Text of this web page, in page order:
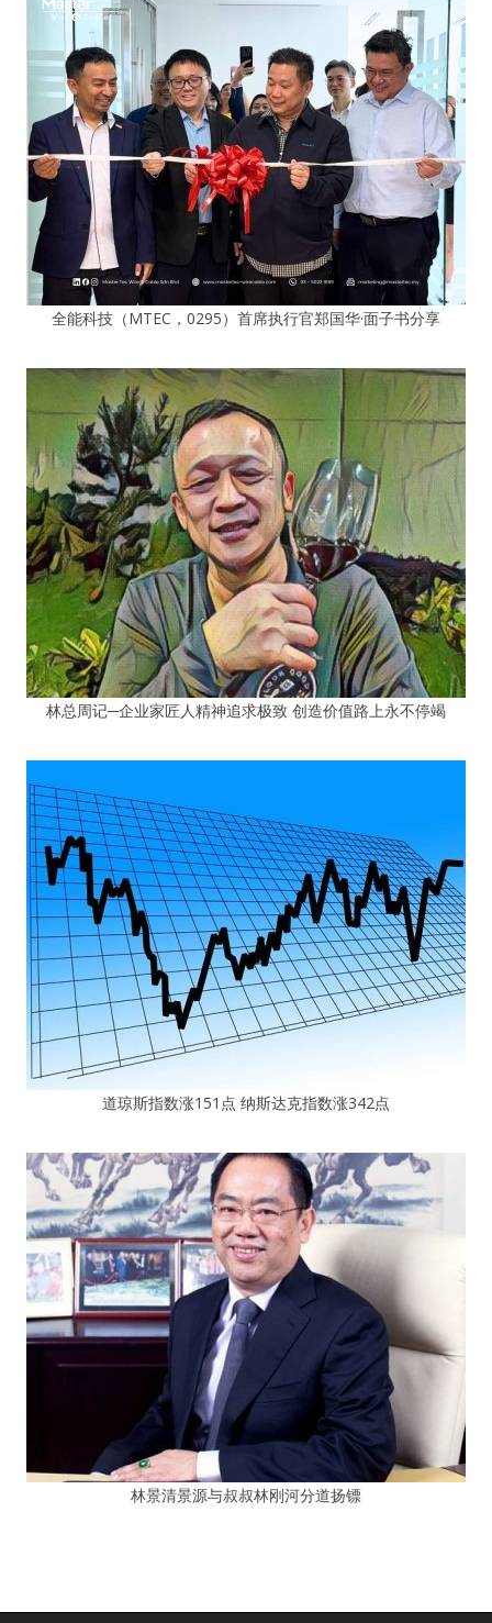
全能科技（MTEC，0295）首席执行官郑国华·面子书分享
林总周记─企业家匠人精神追求极致 创造价值路上永不停竭
道琼斯指数涨151点 纳斯达克指数涨342点
林景清景源与叔叔林刚河分道扬镖